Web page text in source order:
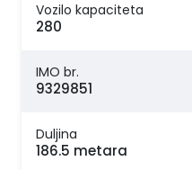
Vozilo kapaciteta
280
IMO br.
9329851
Duljina
186.5 metara